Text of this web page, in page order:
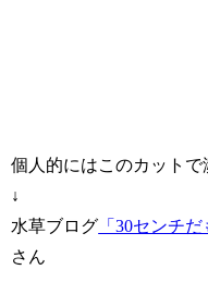
個人的にはこのカットで
↓
水草ブログ 「30センチ
さん